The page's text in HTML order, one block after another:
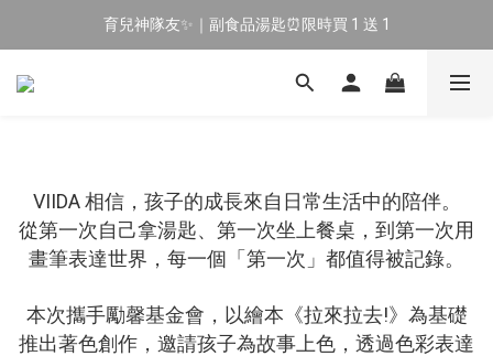
🔥 新會員專屬｜首購現折 $100！🔥
育兒神隊友✨｜副食品湯匙⏰限時買 1 送 1
🔥 新會員專屬｜首購現折 $100！🔥
VIIDA 相信，孩子的成長來自日常生活中的陪伴。
從第一次自己拿湯匙、第一次坐上餐桌，到第一次用
畫筆表達世界，每一個「第一次」都值得被記錄。
本次攜手勵馨基金會，以繪本《拉來拉去!》為基礎
推出著色創作，邀請孩子為故事上色，透過色彩表達